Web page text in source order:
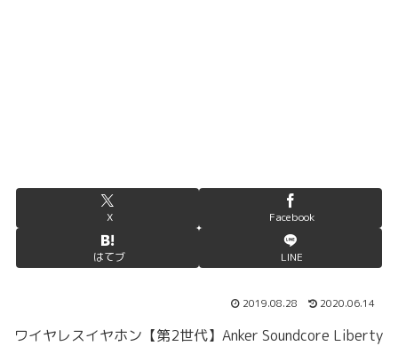
X Facebook
はてブ LINE
2019.08.28 2020.06.14
ワイヤレスイヤホン【第2世代】Anker Soundcore Liberty